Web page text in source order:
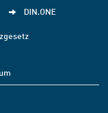
DIN.ONE